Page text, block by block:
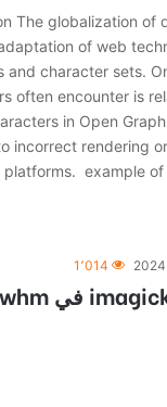
The globalization of
of web
and character sets.
often encounter is
in Open
incorrect rendering
example of
1٬014